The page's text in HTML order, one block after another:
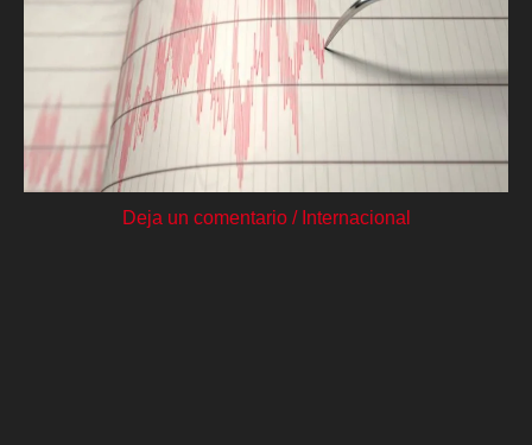
Deja un comentario / Internacional